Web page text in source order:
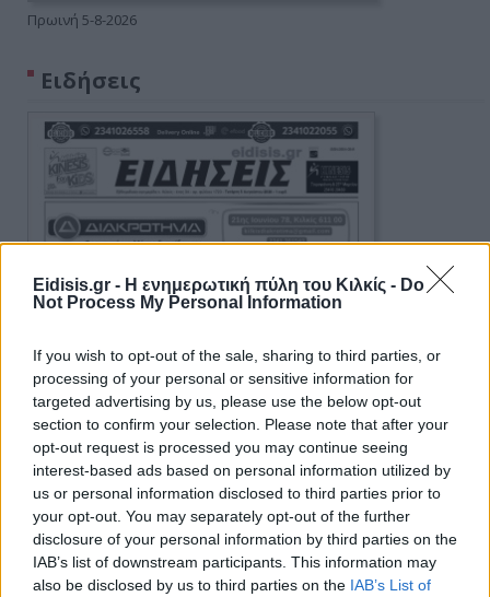
Eidisis.gr - Η ενημερωτική πύλη του Κιλκίς - Do
Not Process My Personal Information
If you wish to opt-out of the sale, sharing to third parties, or
processing of your personal or sensitive information for
targeted advertising by us, please use the below opt-out
section to confirm your selection. Please note that after your
opt-out request is processed you may continue seeing
interest-based ads based on personal information utilized by
us or personal information disclosed to third parties prior to
your opt-out. You may separately opt-out of the further
disclosure of your personal information by third parties on the
IAB’s list of downstream participants. This information may
also be disclosed by us to third parties on the IAB’s List of
Πρωινή 5-8-2026
Ειδήσεις